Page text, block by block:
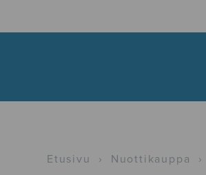
Etusivu › Nuottikauppa ›